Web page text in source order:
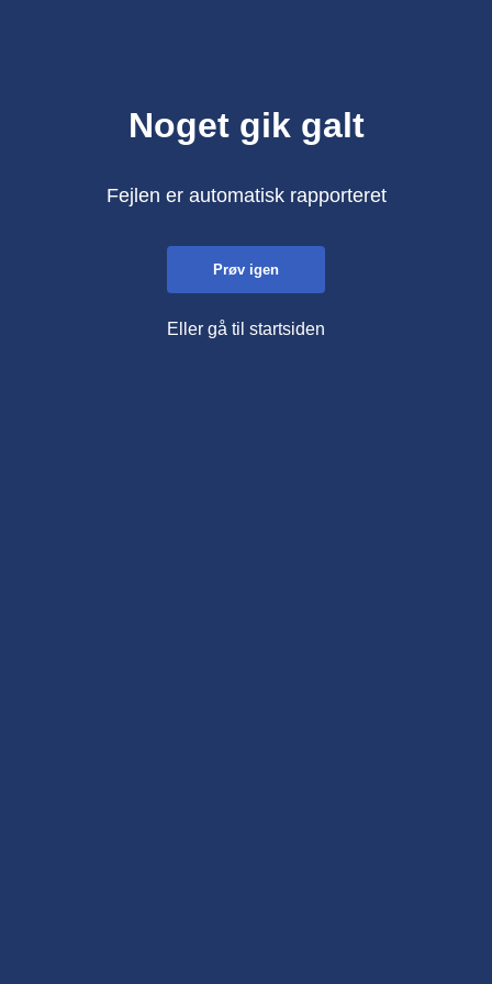
Noget gik galt
Fejlen er automatisk rapporteret
Prøv igen
Eller gå til startsiden